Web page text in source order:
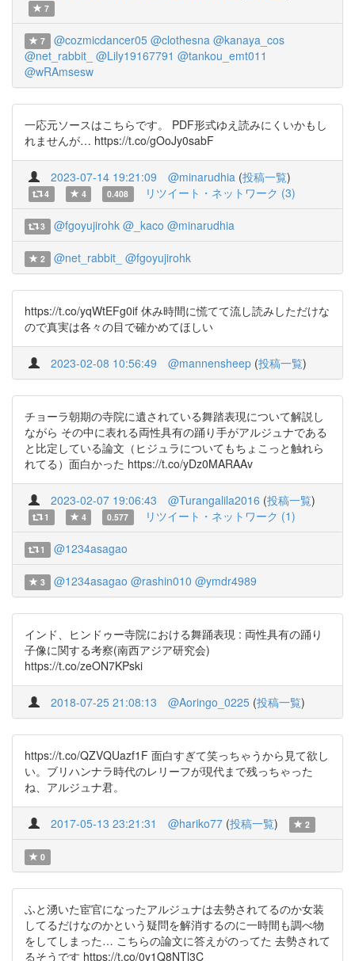
7
7 @cozmicdancer05 @clothesna @kanaya_cos
@net_rabbit_ @Lily19167791 @tankou_emt011
@wRAmsesw
一応元ソースはこちらです。 PDF形式ゆえ読みにくいかもし
れませんが… https://t.co/gOoJy0sabF
2023-07-14 19:21:09 @minarudhia (投稿一覧)
4 4 0.408 リツイート・ネットワーク (3)
3 @fgoyujirohk @_kaco @minarudhia
2 @net_rabbit_ @fgoyujirohk
https://t.co/yqWtEFg0if 休み時間に慌てて流し読みしただけな
ので真実は各々の目で確かめてほしい
2023-02-08 10:56:49 @mannensheep (投稿一覧)
チョーラ朝期の寺院に遺されている舞踏表現について解説し
ながら その中に表れる両性具有の踊り手がアルジュナである
と比定している論文（ヒジュラについてもちょこっと触れら
れてる）面白かった https://t.co/yDz0MARAAv
2023-02-07 19:06:43 @Turangalila2016 (投稿一覧)
1 4 0.577 リツイート・ネットワーク (1)
1 @1234asagao
3 @1234asagao @rashin010 @ymdr4989
インド、ヒンドゥー寺院における舞踊表現 : 両性具有の踊り
子像に関する考察(南西アジア研究会)
https://t.co/zeON7KPski
2018-07-25 21:08:13 @Aoringo_0225 (投稿一覧)
https://t.co/QZVQUazf1F 面白すぎて笑っちゃうから見て欲し
い。ブリハンナラ時代のレリーフが現代まで残っちゃった
ね、アルジュナ君。
2017-05-13 23:21:31 @hariko77 (投稿一覧) 2
0
ふと湧いた宦官になったアルジュナは去勢されてるのか女装
してるだけなのかという疑問を解消するのに一時間も調べ物
をしてしまった… こちらの論文に答えがのってた 去勢されて
るそうです https://t.co/0y1Q8NTl3C